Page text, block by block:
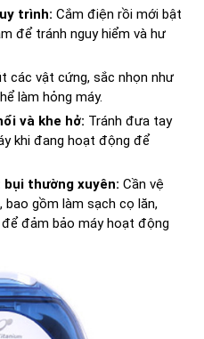
trình: Cắm điện rồi mới bật
để tránh nguy hiểm và hư
các vật cứng, sắc nhọn như
làm hỏng máy.
và khe hở: Tránh đưa tay
khi đang hoạt động để
bụi thường xuyên: Cần vệ
bao gồm làm sạch cọ lăn,
đảm bảo máy hoạt động